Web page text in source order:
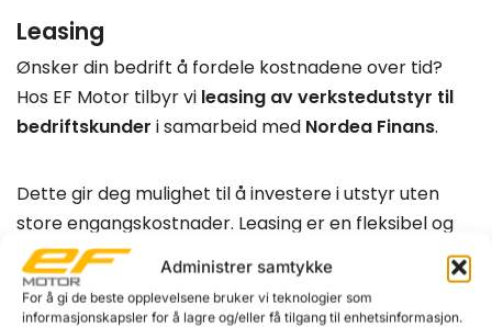
Administrer samtykke
For å gi de beste opplevelsene bruker vi teknologier som
informasjonskapsler for å lagre og/eller få tilgang til enhetsinformasjon.
Leasing
Ønsker din bedrift å fordele kostnadene over tid?
Hos EF Motor tilbyr vi leasing av verkstedutstyr til
bedriftskunder i samarbeid med Nordea Finans.
Dette gir deg mulighet til å investere i utstyr uten
store engangskostnader. Leasing er en fleksibel og
forutsigbar finansieringsløsning – perfekt for deg
som vil holde likviditeten oppe og få utstyret i drift
raskt.